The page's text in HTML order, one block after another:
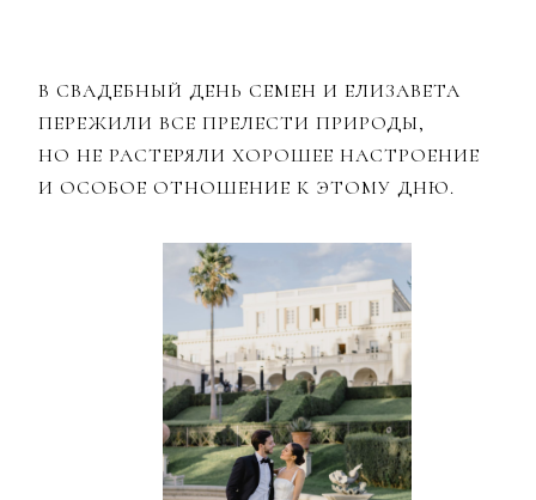
В СВАДЕБНЫЙ ДЕНЬ СЕМЕН И ЕЛИЗАВЕТА
ПЕРЕЖИЛИ ВСЕ ПРЕЛЕСТИ ПРИРОДЫ,
НО НЕ РАСТЕРЯЛИ ХОРОШЕЕ НАСТРОЕНИЕ
И ОСОБОЕ ОТНОШЕНИЕ К ЭТОМУ ДНЮ.